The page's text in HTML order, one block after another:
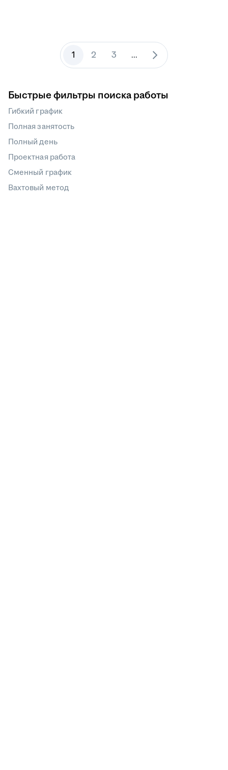
1 2 3 ...
Быстрые фильтры поиска работы
Гибкий график
Полная занятость
Полный день
Проектная работа
Сменный график
Вахтовый метод